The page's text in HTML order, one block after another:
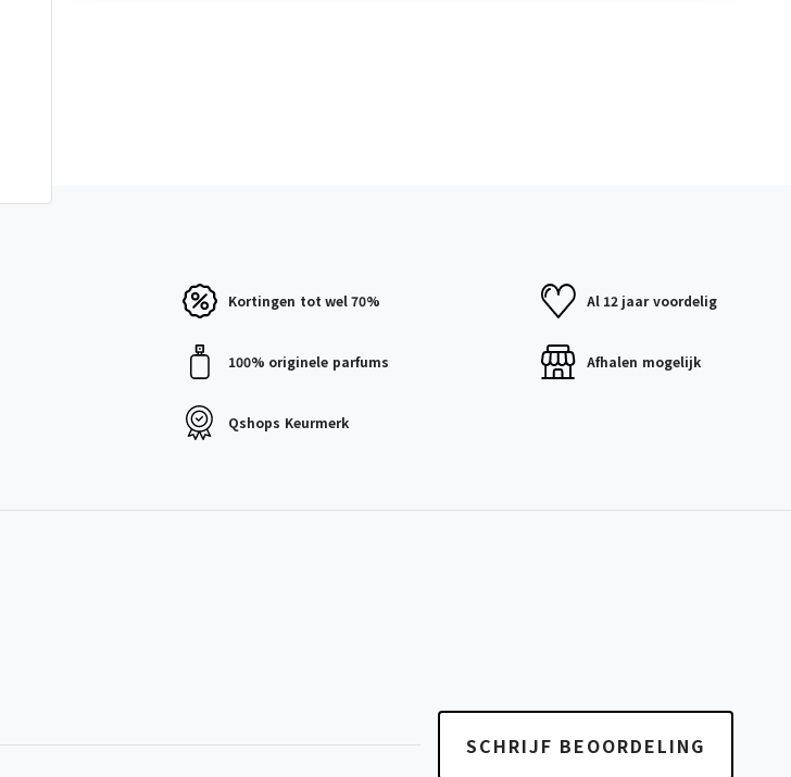
Kortingen tot wel 70% Al 12 jaar voordelig
100% originele parfums Afhalen mogelijk
Qshops Keurmerk
SCHRIJF BEOORDELING